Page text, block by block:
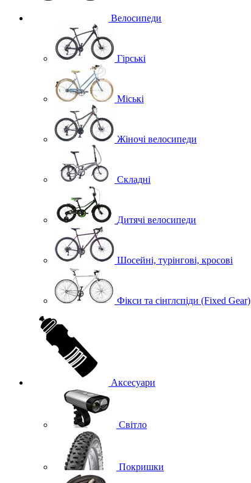
Велосипеди
Гірські
Міські
Жіночі велосипеди
Складні
Дитячі велосипеди
Шосейні, турінгові, кросові
Фікси та сінглспіди (Fixed Gear)
Аксесуари
Світло
Покришки